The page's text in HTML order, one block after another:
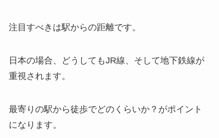
注目すべきは駅からの距離です。
日本の場合、どうしてもJR線、そして地下鉄線が
重視されます。
最寄りの駅から徒歩でどのくらいか？がポイント
になります。